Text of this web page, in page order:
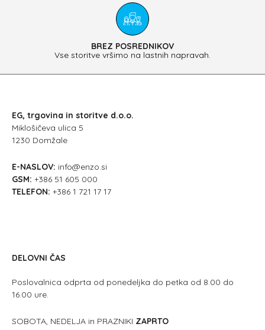
BREZ POSREDNIKOV
Vse storitve vršimo na lastnih napravah.
EG, trgovina in storitve d.o.o.
Miklošičeva ulica 5
1230 Domžale
E-NASLOV: info@enzo.si
GSM: +386 51 605 000
TELEFON: +386 1 721 17 17
DELOVNI ČAS
Poslovalnica odprta od ponedeljka do petka od 8.00 do
16.00 ure.
SOBOTA, NEDELJA in PRAZNIKI ZAPRTO